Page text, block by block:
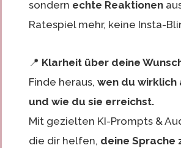
sondern echte Reaktionen
Ratespiel mehr, keine Insta-
📍 Klarheit über deine
Finde heraus,wen du wirklich
und wie du sie erreichst.
Mit gezielten KI-Prompts &
die dir helfen, deine Sprache